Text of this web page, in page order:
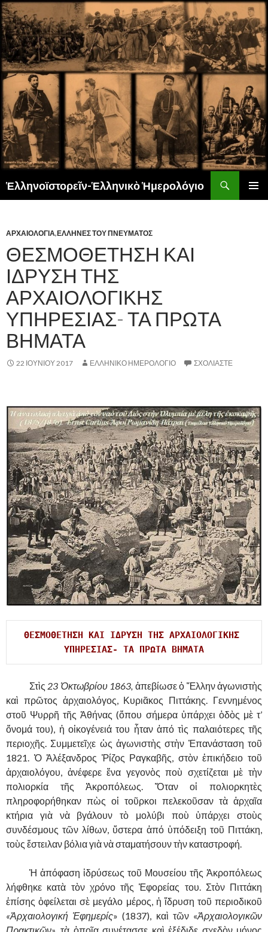
Ἑλληνοϊστορεῖν-Ἑλληνικὸ Ἡμερολόγιο
ΑΡΧΑΙΟΛΟΓΙΑ,ΕΛΛΗΝΕΣ ΤΟΥ ΠΝΕΥΜΑΤΟΣ
ΘΕΣΜΟΘΕΤΗΣΗ ΚΑΙ
ΙΔΡΥΣΗ ΤΗΣ
ΑΡΧΑΙΟΛΟΓΙΚΗΣ
ΥΠΗΡΕΣΙΑΣ- ΤΑ ΠΡΩΤΑ
ΒΗΜΑΤΑ
22 ΙΟΥΝΊΟΥ 2017 ΕΛΛΗΝΙΚΟ ΗΜΕΡΟΛΟΓΙΟ ΣΧΟΛΙΆΣΤΕ
ΘΕΣΜΟΘΕΤΗΣΗ ΚΑΙ ΙΔΡΥΣΗ ΤΗΣ ΑΡΧΑΙΟΛΟΓΙΚΗΣ
ΥΠΗΡΕΣΙΑΣ- ΤΑ ΠΡΩΤΑ ΒΗΜΑΤΑ
Στὶς 23 Ὀκτωβρίου 1863, ἀπεβίωσε ὁ Ἕλλην ἀγωνιστὴς
καὶ πρῶτος ἀρχαιολόγος, Κυριᾶκος Πιττάκης. Γεννημένος
στοῦ Ψυρρῆ τῆς Ἀθήνας (ὅπου σήμερα ὑπάρχει ὁδὸς μὲ τ’
ὄνομά του), ἡ οἰκογένειά του ἦταν ἀπό τὶς παλαιότερες τῆς
περιοχῆς. Συμμετεῖχε ὡς ἀγωνιστὴς στὴν Ἐπανάσταση τοῦ
1821. Ὁ Ἀλέξανδρος Ῥίζος Ραγκαβῆς, στὸν ἐπικήδειο τοῦ
ἀρχαιολόγου, ἀνέφερε ἕνα γεγονὸς ποὺ σχετίζεται μὲ τὴν
πολιορκία τῆς Ἀκροπόλεως. Ὅταν οἱ πολιορκητὲς
πληροφορήθηκαν πὼς οἱ τοῦρκοι πελεκοῦσαν τὰ ἀρχαῖα
κτήρια γιὰ νὰ βγάλουν τὸ μολύβι ποὺ ὑπάρχει στοὺς
συνδέσμους τῶν λίθων, ὕστερα ἀπό ὑπόδειξη τοῦ Πιττάκη,
τοὺς ἔστειλαν βόλια γιὰ νὰ σταματήσουν τὴν καταστροφή.
Ἡ ἀπόφαση ἱδρύσεως τοῦ Μουσείου τῆς Ἀκροπόλεως
λήφθηκε κατὰ τὸν χρόνο τῆς Ἐφορείας του. Στὸν Πιττάκη
ἐπίσης ὁφείλεται σὲ μεγάλο μέρος, ἡ ἵδρυση τοῦ περιοδικοῦ
«Ἀρχαιολογική Ἐφημερίς» (1837), καὶ τῶν «Ἀρχαιολογικῶν